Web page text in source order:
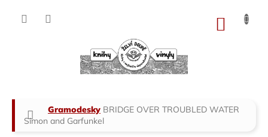
Domů
Gramodesky BRIDGE OVER TROUBLED WATER
Simon and Garfunkel